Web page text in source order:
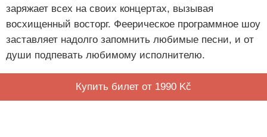
заряжает всех на своих концертах, вызывая
восхищенный восторг. Феерическое программное шоу
заставляет надолго запомнить любимые песни, и от
души подпевать любимому исполнителю.
Купить билет от 1990 Kč